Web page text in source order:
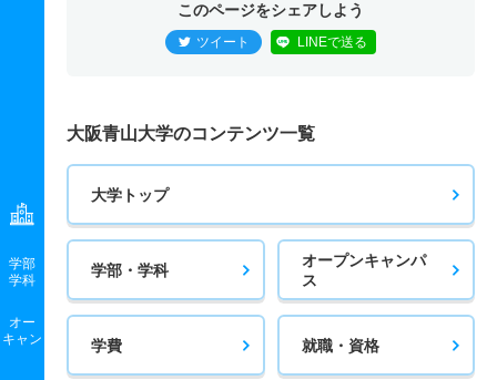
学部
学科
オー
キャン
このページをシェアしよう
ツイート LINEで送る
大阪青山大学のコンテンツ一覧
大学トップ
学部・学科
オープンキャンパ
ス
学費 就職・資格